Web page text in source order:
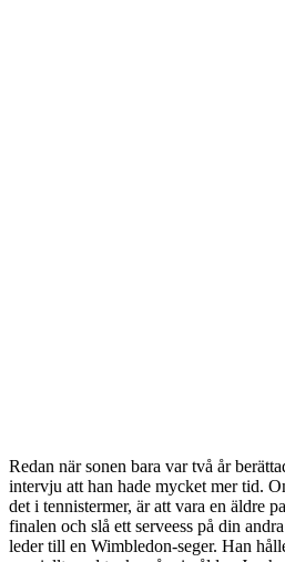
Redan när sonen bara var två år
intervju att han hade mycket mer tid.
det i tennistermer, är att vara en äldre
finalen och slå ett serveess på din
leder till en Wimbledon-seger. Han